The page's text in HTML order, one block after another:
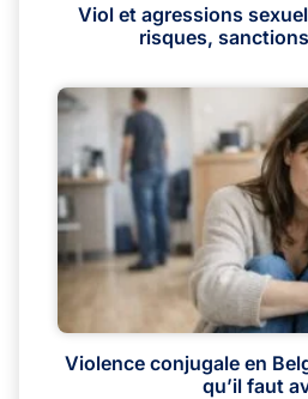
Viol et agressions
risques,
Violence conjugale en
qu’il faut